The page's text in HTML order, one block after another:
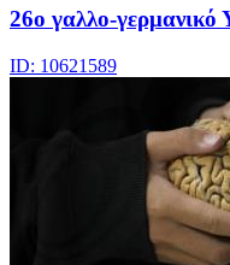
26ο γαλλο-γερμανικό
ID: 10621589